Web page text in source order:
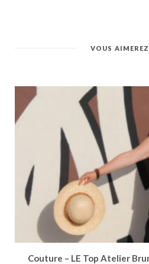
VOUS
Couture – LE Top Atelier